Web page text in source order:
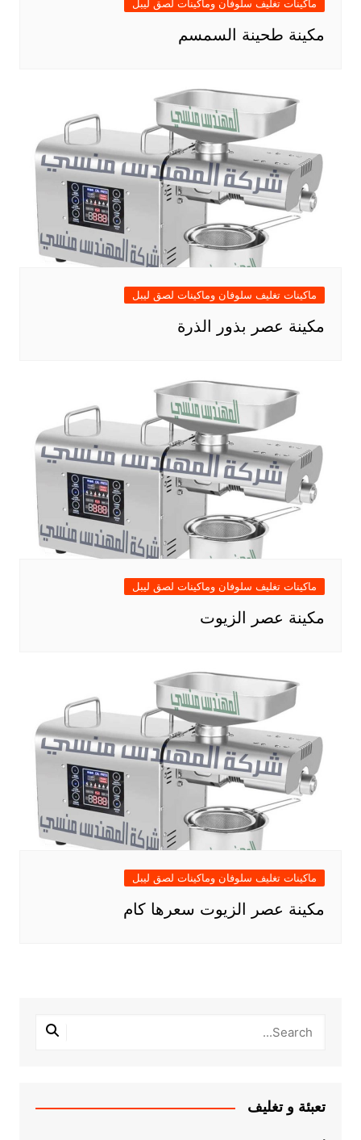
ماكينات تغليف سلوفان وماكينات لصق ليبل
مكينة طحينة السمسم
ماكينات تغليف سلوفان وماكينات لصق ليبل
مكينة عصر بذور الذرة
ماكينات تغليف سلوفان وماكينات لصق ليبل
مكينة عصر الزيوت
ماكينات تغليف سلوفان وماكينات لصق ليبل
مكينة عصر الزيوت سعرها كام
تعبئة و تغليف